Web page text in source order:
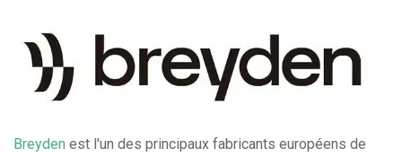
Breyden est l'un des principaux fabricants européens de